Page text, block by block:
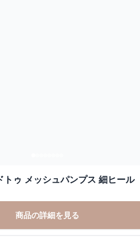
トゥ メッシュパンプス 細ヒール
商品の詳細を見る